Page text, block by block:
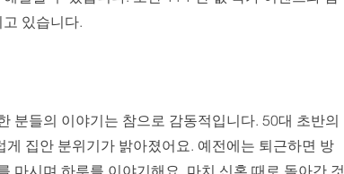
있습니다.
분들의 이야기는 참으로 감동적입니다. 50대 초반의
집안 분위기가 밝아졌어요. 예전에는 퇴근하면 방
마시며 하루를 이야기해요. 마치 신혼 때로 돌아간 것